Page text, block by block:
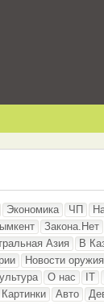
Экономика ЧП
Закона.Нет
Азия В
Новости оружия
О нас IT
Картинки Авто